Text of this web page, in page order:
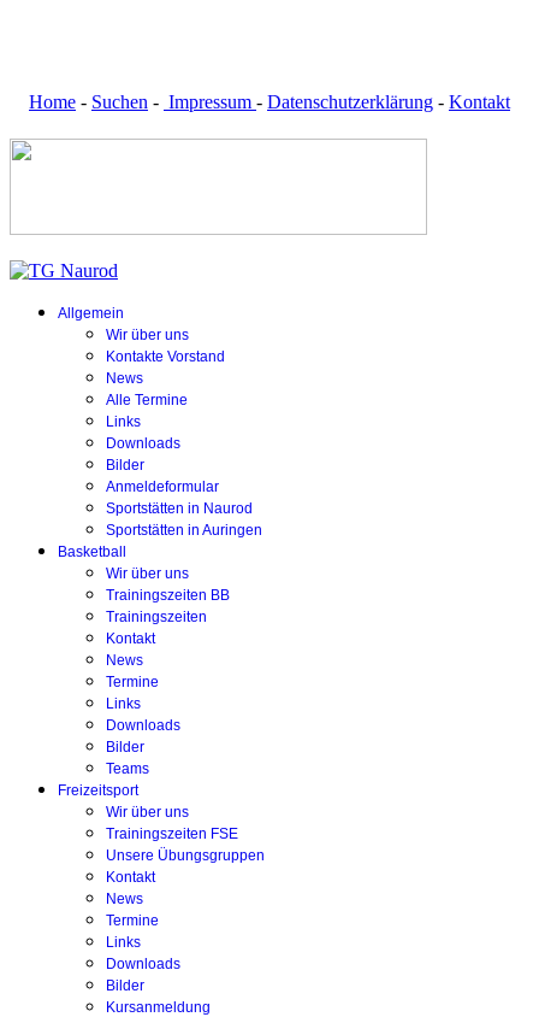
Home - Suchen - Impressum - Datenschutzerklärung - Kontakt
Allgemein
Wir über uns
Kontakte Vorstand
News
Alle Termine
Links
Downloads
Bilder
Anmeldeformular
Sportstätten in Naurod
Sportstätten in Auringen
Basketball
Wir über uns
Trainingszeiten BB
Trainingszeiten
Kontakt
News
Termine
Links
Downloads
Bilder
Teams
Freizeitsport
Wir über uns
Trainingszeiten FSE
Unsere Übungsgruppen
Kontakt
News
Termine
Links
Downloads
Bilder
Kursanmeldung